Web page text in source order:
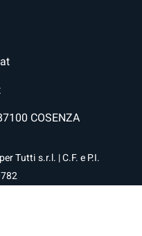
COSENZA
Tutti s.r.l. | C.F. e P.I.